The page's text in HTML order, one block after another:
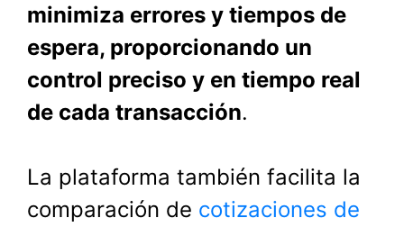
minimiza errores y tiempos de
espera, proporcionando un
control preciso y en tiempo real
de cada transacción.
La plataforma también facilita la
comparación de cotizaciones de